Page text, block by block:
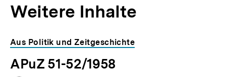
Weitere Inhalte
Inhaltskarousell
für
weitere
Inhalte
Inhaltskarussell
überspringen
Aus Politik und Zeitgeschichte
APuZ 51-52/1958